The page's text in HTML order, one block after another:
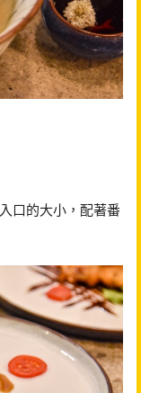
口的大小，配著番